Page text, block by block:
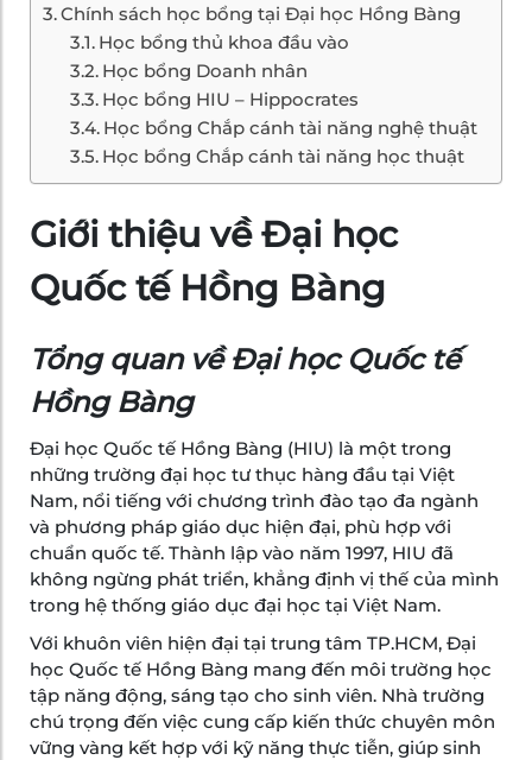
Chính sách học bổng tại Đại học Hồng Bàng
Học bổng thủ khoa đầu vào
Học bổng Doanh nhân
Học bổng HIU – Hippocrates
Học bổng Chắp cánh tài năng nghệ thuật
Học bổng Chắp cánh tài năng học thuật
Giới thiệu về Đại học
Quốc tế Hồng Bàng
Tổng quan về Đại học Quốc tế
Hồng Bàng
Đại học Quốc tế Hồng Bàng (HIU) là một trong
những trường đại học tư thục hàng đầu tại Việt
Nam, nổi tiếng với chương trình đào tạo đa ngành
và phương pháp giáo dục hiện đại, phù hợp với
chuẩn quốc tế. Thành lập vào năm 1997, HIU đã
không ngừng phát triển, khẳng định vị thế của mình
trong hệ thống giáo dục đại học tại Việt Nam.
Với khuôn viên hiện đại tại trung tâm TP.HCM, Đại
học Quốc tế Hồng Bàng mang đến môi trường học
tập năng động, sáng tạo cho sinh viên. Nhà trường
chú trọng đến việc cung cấp kiến thức chuyên môn
vững vàng kết hợp với kỹ năng thực tiễn, giúp sinh